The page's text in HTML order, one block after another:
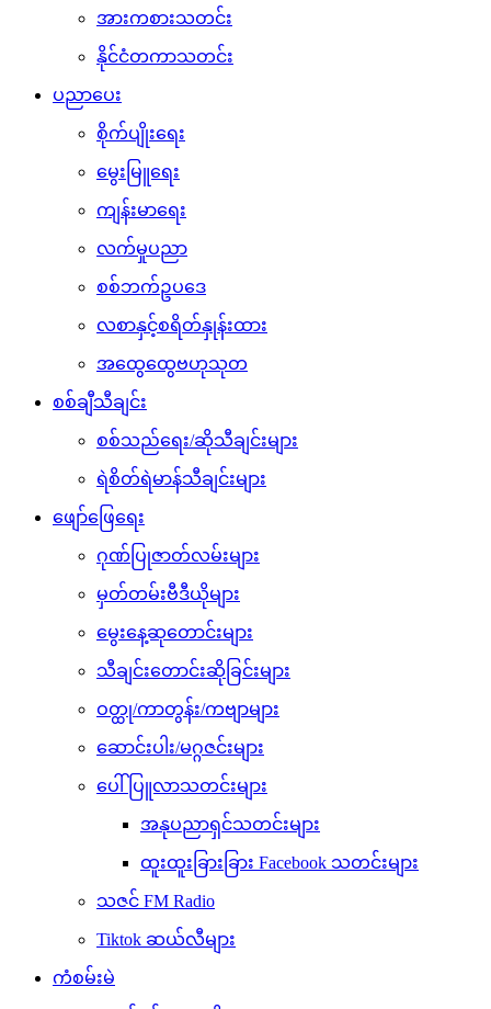
အားကစားသတင်း
နိုင်ငံတကာသတင်း
ပညာပေး
စိုက်ပျိုးရေး
မွေးမြူရေး
ကျန်းမာရေး
လက်မှုပညာ
စစ်ဘက်ဥပဒေ
လစာနှင့်စရိတ်နှုန်းထား
အထွေထွေဗဟုသုတ
စစ်ချီသီချင်း
စစ်သည်ရေး/ဆိုသီချင်းများ
ရဲစိတ်ရဲမာန်သီချင်းများ
ဖျော်ဖြေရေး
ဂုဏ်ပြုဇာတ်လမ်းများ
မှတ်တမ်းဗီဒီယိုများ
မွေးနေ့ဆုတောင်းများ
သီချင်းတောင်းဆိုခြင်းများ
ဝတ္ထု/ကာတွန်း/ကဗျာများ
ဆောင်းပါး/မဂ္ဂဇင်းများ
ပေါ်ပြူလာသတင်းများ
အနုပညာရှင်သတင်းများ
ထူးထူးခြားခြား Facebook သတင်းများ
သဇင် FM Radio
Tiktok ဆယ်လီများ
ကံစမ်းမဲ